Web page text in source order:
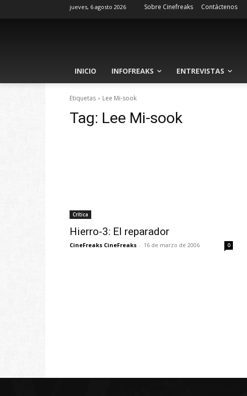
jueves, 6 agosto 2026 Sobre Cinefreaks Contáctenos
INICIO INFOFREAKS ENTREVISTAS
Etiquetas Lee Mi-sook
Tag: Lee Mi-sook
Crítica
Hierro-3: El reparador
CineFreaks CineFreaks - 16 de marzo de 2006 0